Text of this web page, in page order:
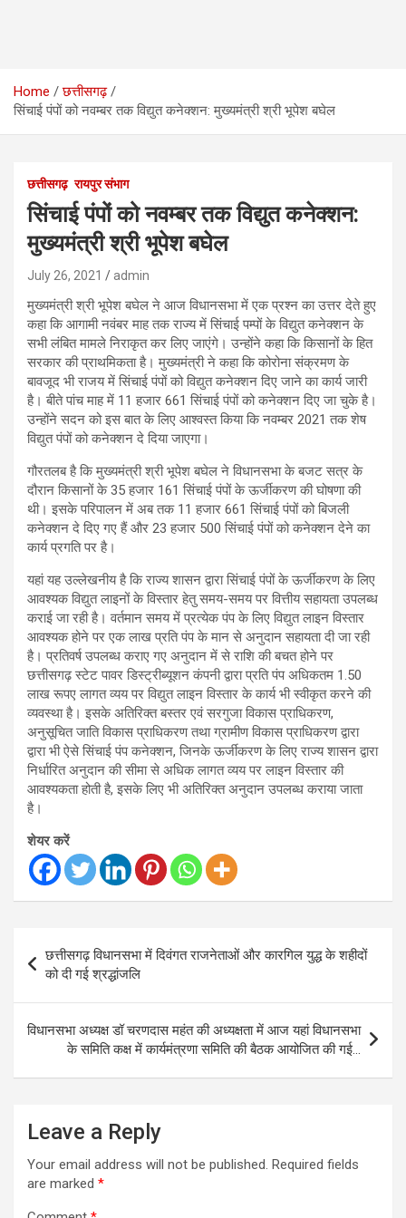
Home
छत्तीसगढ़
सिंचाई पंपों को नवम्बर तक विद्युत कनेक्शन: मुख्यमंत्री श्री भूपेश बघेल
छत्तीसगढ़ रायपुर संभाग
सिंचाई पंपों को नवम्बर तक विद्युत कनेक्शन:
मुख्यमंत्री श्री भूपेश बघेल
July 26, 2021 admin
मुख्यमंत्री श्री भूपेश बघेल ने आज विधानसभा में एक प्रश्न का उत्तर देते हुए
कहा कि आगामी नवंबर माह तक राज्य में सिंचाई पम्पों के विद्युत कनेक्शन के
सभी लंबित मामले निराकृत कर लिए जाएंगे। उन्होंने कहा कि किसानों के हित
सरकार की प्राथमिकता है। मुख्यमंत्री ने कहा कि कोरोना संक्रमण के
बावजूद भी राजय में सिंचाई पंपों को विद्युत कनेक्शन दिए जाने का कार्य जारी
है। बीते पांच माह में 11 हजार 661 सिंचाई पंपों को कनेक्शन दिए जा चुके है।
उन्होंने सदन को इस बात के लिए आश्वस्त किया कि नवम्बर 2021 तक शेष
विद्युत पंपों को कनेक्शन दे दिया जाएगा।
गौरतलब है कि मुख्यमंत्री श्री भूपेश बघेल ने विधानसभा के बजट सत्र के
दौरान किसानों के 35 हजार 161 सिंचाई पंपों के ऊर्जीकरण की घोषणा की
थी। इसके परिपालन में अब तक 11 हजार 661 सिंचाई पंपों को बिजली
कनेक्शन दे दिए गए हैं और 23 हजार 500 सिंचाई पंपों को कनेक्शन देने का
कार्य प्रगति पर है।
यहां यह उल्लेखनीय है कि राज्य शासन द्वारा सिंचाई पंपों के ऊर्जीकरण के लिए
आवश्यक विद्युत लाइनों के विस्तार हेतु समय-समय पर वित्तीय सहायता उपलब्ध
कराई जा रही है। वर्तमान समय में प्रत्येक पंप के लिए विद्युत लाइन विस्तार
आवश्यक होने पर एक लाख प्रति पंप के मान से अनुदान सहायता दी जा रही
है। प्रतिवर्ष उपलब्ध कराए गए अनुदान में से राशि की बचत होने पर
छत्तीसगढ़ स्टेट पावर डिस्ट्रीब्यूशन कंपनी द्वारा प्रति पंप अधिकतम 1.50
लाख रूपए लागत व्यय पर विद्युत लाइन विस्तार के कार्य भी स्वीकृत करने की
व्यवस्था है। इसके अतिरिक्त बस्तर एवं सरगुजा विकास प्राधिकरण,
अनुसूचित जाति विकास प्राधिकरण तथा ग्रामीण विकास प्राधिकरण द्वारा
द्वारा भी ऐसे सिंचाई पंप कनेक्शन, जिनके ऊर्जीकरण के लिए राज्य शासन द्वारा
निर्धारित अनुदान की सीमा से अधिक लागत व्यय पर लाइन विस्तार की
आवश्यकता होती है, इसके लिए भी अतिरिक्त अनुदान उपलब्ध कराया जाता
है।
शेयर करें
navigation
छत्तीसगढ़ विधानसभा में दिवंगत राजनेताओं और कारगिल युद्ध के शहीदों
को दी गई श्रद्धांजलि
विधानसभा अध्यक्ष डॉ चरणदास महंत की अध्यक्षता में आज यहां विधानसभा
के समिति कक्ष में कार्यमंत्रणा समिति की बैठक आयोजित की गई…
Leave a Reply
Your email address will not be published. Required fields
are marked *